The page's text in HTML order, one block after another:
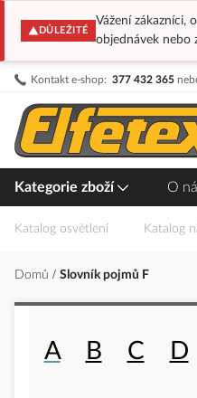
DŮLEŽITÉ
Vážení zákazníci,
objednávek nebo
Kontakt e-shop: 377 432 365
Přejít
obsah
Kategorie zboží O
Katalog osvětlení Katalog
Domů Slovník pojmů F
A B C D